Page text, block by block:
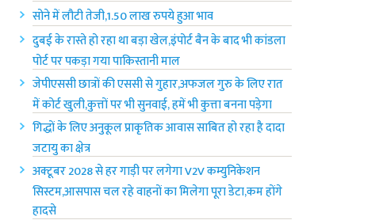
सोने में लौटी तेजी,1.50 लाख रुपये हुआ भाव
दुबई के रास्ते हो रहा था बड़ा खेल,इंपोर्ट बैन के बाद भी कांडला
पोर्ट पर पकड़ा गया पाकिस्तानी माल
जेपीएससी छात्रों की एससी से गुहार,अफजल गुरु के लिए रात
में कोर्ट खुली,कुत्तों पर भी सुनवाई, हमें भी कुत्ता बनना पड़ेगा
गिद्धों के लिए अनुकूल प्राकृतिक आवास साबित हो रहा है दादा
जटायु का क्षेत्र
अक्टूबर 2028 से हर गाड़ी पर लगेगा V2V कम्युनिकेशन
सिस्टम,आसपास चल रहे वाहनों का मिलेगा पूरा डेटा,कम होंगे
हादसे